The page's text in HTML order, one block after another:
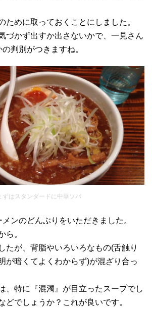
ために取っておくことにしました。
づかず出すか出さないかで、一見さん
判別がつきますね。
ずはスタンダードに中華ソバ
ンのどんぶりをいただきました。
ら。
たが、背脂やいろいろなもの(舌触り
が暗くてよくわからず)が混ざり合っ
、特に『混濁』が目立ったスープでし
どでしょうか？これが良いです。